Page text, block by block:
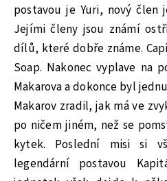
postavou je Yuri, nový člen
Jejími členy jsou známí
dílů, které dobře známe.
Soap. Nakonec vyplave na
Makarova a dokonce byl
Makarov zradil, jak má ve
po ničem jiném, než se
kytek. Poslední misi si
legendární postavou